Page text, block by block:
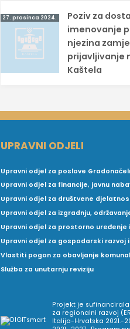
Navigacija
objava
27. prosinca 2024.
Poziv za
imenovanje
njezina
prijavljivanje
Kaštela
UPRAVNI ODJELI
Upravni odjel za poslove
Upravni odjel za financije, javnu
Upravni odjel za društvene
Upravni odjel za izgradnju,
Upravni odjel za prostorno uređenje
Upravni odjel za gospodarski razvoj i
Vlastiti pogon za obavljanje
Služba za unutarnju reviziju
Projekt je
za regionalni razvoj
Italija-Hrvatska 2021.-